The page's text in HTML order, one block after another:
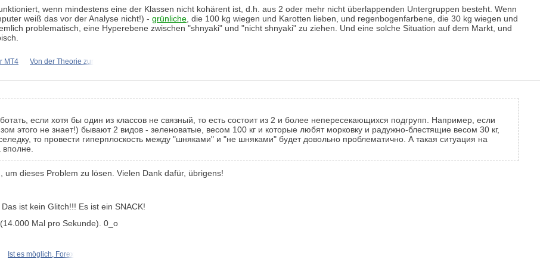
wenn mindestens eine der Klassen nicht kohärent ist, d.h. aus 2 oder mehr nicht überlappenden Untergruppen besteht. Wenn
weiß das vor der Analyse nicht!) - grünliche , die 100 kg wiegen und Karotten lieben, und regenbogenfarbene, die 30 kg wiegen und
problematisch, eine Hyperebene zwischen "shnyaki" und "nicht shnyaki" zu ziehen. Und eine solche Situation auf dem Markt, und
MT4 Von der Theorie zur
если хотя бы один из классов не связный, то есть состоит из 2 и более непересекающихся подгрупп. Например, если
этого не знает!) бывают 2 видов - зеленоватые, весом 100 кг и которые любят морковку и радужно-блестящие весом 30 кг,
то провести гиперплоскость между "шняками" и "не шняками" будет довольно проблематично. А такая ситуация на
um dieses Problem zu lösen. Vielen Dank dafür, übrigens!
ist kein Glitch!!! Es ist ein SNACK!
Mal pro Sekunde). 0_o
Ist es möglich, Forex